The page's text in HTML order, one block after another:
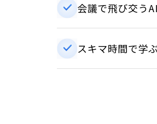
会議で飛び交う
スキマ時間で学